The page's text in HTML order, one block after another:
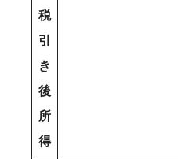
税
引
き
後
所
得